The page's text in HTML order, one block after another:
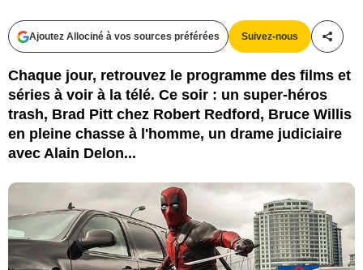
Ajoutez Allociné à vos sources préférées Suivez-nous
Chaque jour, retrouvez le programme des films et
séries à voir à la télé. Ce soir : un super-héros
trash, Brad Pitt chez Robert Redford, Bruce Willis
en pleine chasse à l'homme, un drame judiciaire
avec Alain Delon...